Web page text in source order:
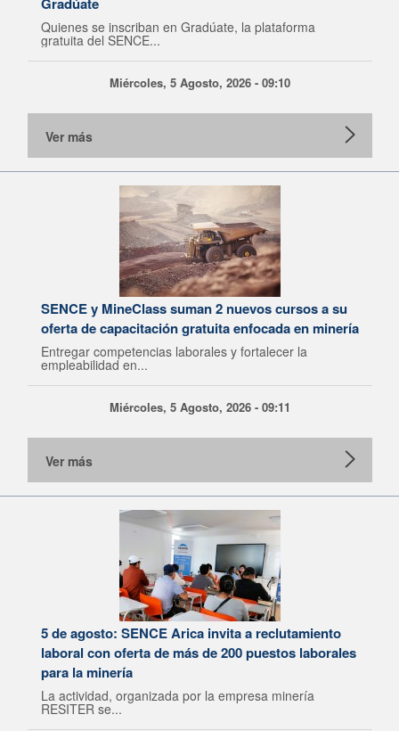
Quienes se inscriban en Gradúate, la plataforma
gratuita del SENCE...
Miércoles, 5 Agosto, 2026 - 09:10
Ver más
SENCE y MineClass suman 2 nuevos cursos a su
oferta de capacitación gratuita enfocada en minería
Entregar competencias laborales y fortalecer la
empleabilidad en...
Miércoles, 5 Agosto, 2026 - 09:11
Ver más
5 de agosto: SENCE Arica invita a reclutamiento
laboral con oferta de más de 200 puestos laborales
para la minería
La actividad, organizada por la empresa minería
RESITER se...